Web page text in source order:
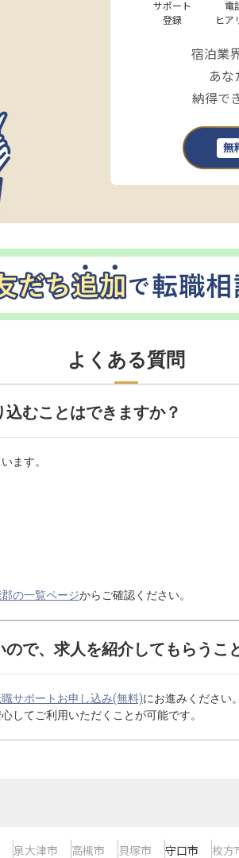
サポート
登録
電
ヒア
宿泊業
あな
納得で
無
よくある質問
むことはできますか？
ます。
の一覧ページからご確認ください。
で、求人を紹介してもらうこ
サポートお申し込み(無料)にお進みください
してご利用いただくことが可能です。
泉大津市 高槻市 貝塚市 守口市 枚方